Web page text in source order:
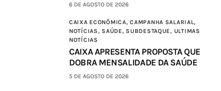
6 DE AGOSTO DE 2026
CAIXA ECONÔMICA,CAMPANHA SALARIAL,
NOTÍCIAS, SAÚDE, SUBDESTAQUE, ULTIMAS
NOTÍCIAS
CAIXA APRESENTA PROPOSTA QUE
DOBRA MENSALIDADE DA SAÚDE
5 DE AGOSTO DE 2026